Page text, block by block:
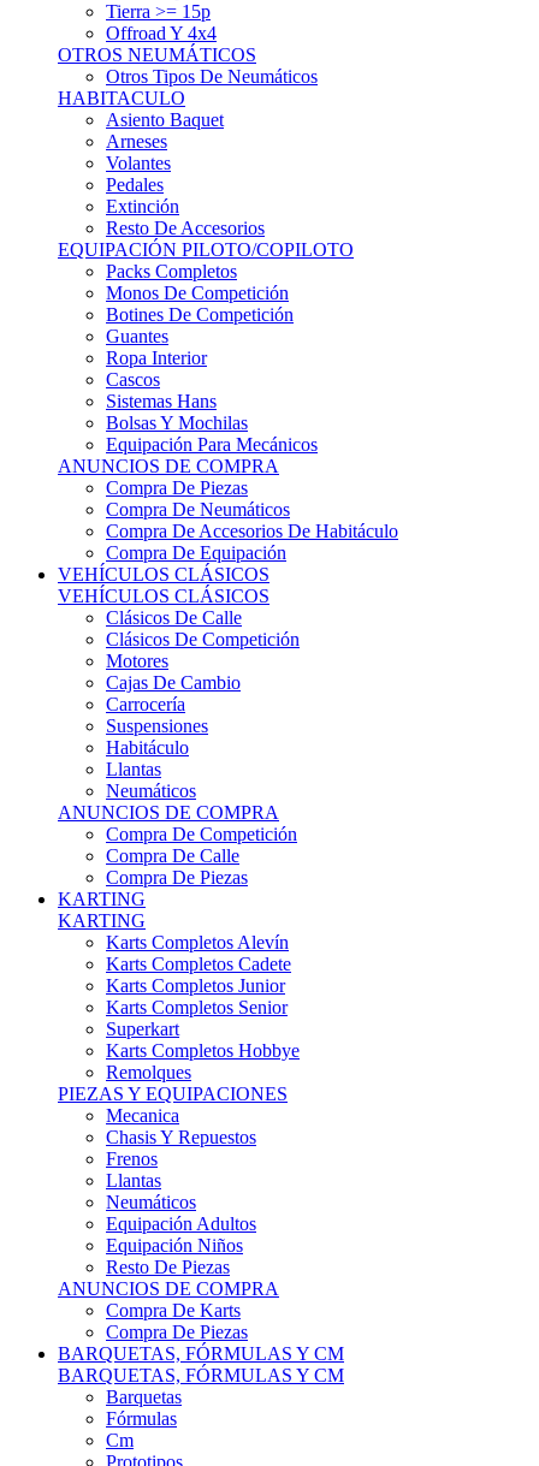
Tierra >= 15p
Offroad Y 4x4
OTROS NEUMÁTICOS
Otros Tipos De Neumáticos
HABITACULO
Asiento Baquet
Arneses
Volantes
Pedales
Extinción
Resto De Accesorios
EQUIPACIÓN PILOTO/COPILOTO
Packs Completos
Monos De Competición
Botines De Competición
Guantes
Ropa Interior
Cascos
Sistemas Hans
Bolsas Y Mochilas
Equipación Para Mecánicos
ANUNCIOS DE COMPRA
Compra De Piezas
Compra De Neumáticos
Compra De Accesorios De Habitáculo
Compra De Equipación
VEHÍCULOS CLÁSICOS
VEHÍCULOS CLÁSICOS
Clásicos De Calle
Clásicos De Competición
Motores
Cajas De Cambio
Carrocería
Suspensiones
Habitáculo
Llantas
Neumáticos
ANUNCIOS DE COMPRA
Compra De Competición
Compra De Calle
Compra De Piezas
KARTING
KARTING
Karts Completos Alevín
Karts Completos Cadete
Karts Completos Junior
Karts Completos Senior
Superkart
Karts Completos Hobbye
Remolques
PIEZAS Y EQUIPACIONES
Mecanica
Chasis Y Repuestos
Frenos
Llantas
Neumáticos
Equipación Adultos
Equipación Niños
Resto De Piezas
ANUNCIOS DE COMPRA
Compra De Karts
Compra De Piezas
BARQUETAS, FÓRMULAS Y CM
BARQUETAS, FÓRMULAS Y CM
Barquetas
Fórmulas
Cm
Prototipos